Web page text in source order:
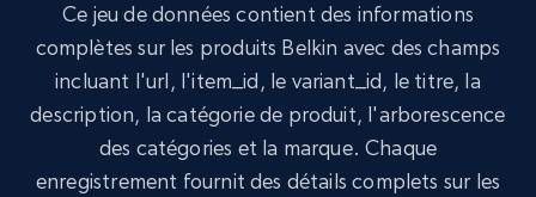
Target
URL, Product id, Title, Product description,
Rating, Reviews count, Initial price, Discount,
and more.
eCommerce
Ce jeu de données contient des informations
complètes sur les produits Belkin avec des champs
incluant l'url, l'item_id, le variant_id, le titre, la
description, la catégorie de produit, l'arborescence
des catégories et la marque. Chaque
enregistrement fournit des détails complets sur les